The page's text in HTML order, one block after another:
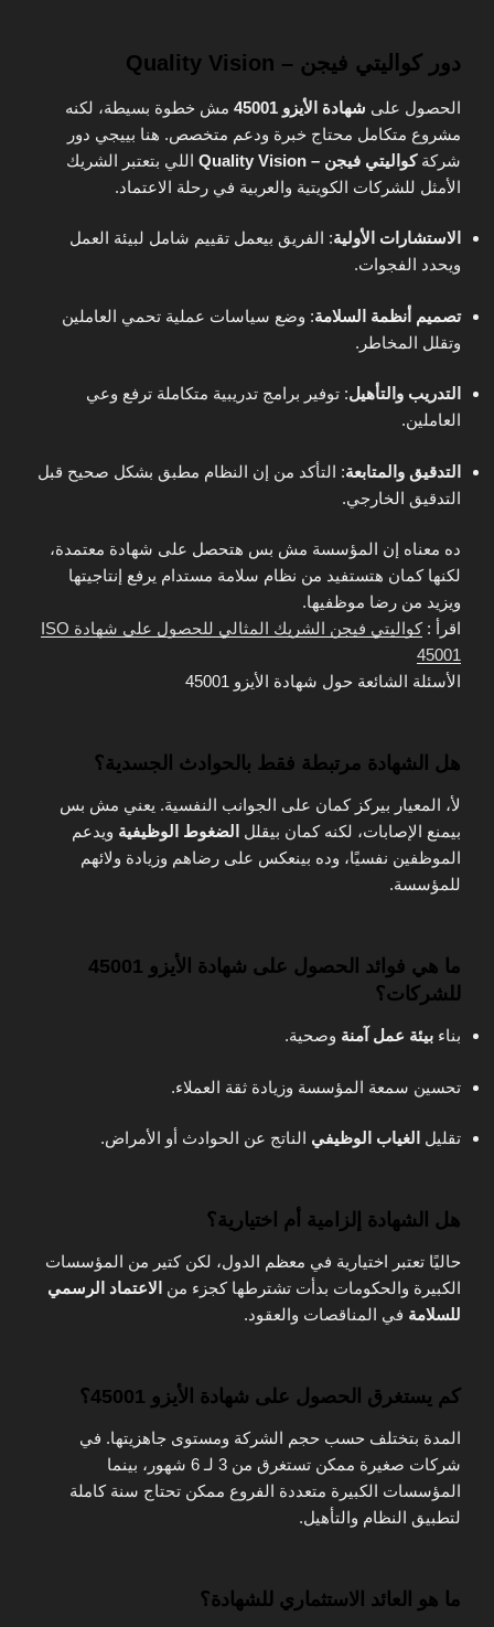
دور كواليتي فيجن – Quality Vision
الحصول على شهادة الأيزو 45001
مش خطوة بسيطة، لكنه
مشروع متكامل محتاج خبرة ودعم متخصص. هنا بييجي دور
شركةكواليتي فيجن – Quality Vision
اللي بتعتبر الشريك
الأمثل للشركات الكويتية والعربية في رحلة الاعتماد.
الاستشارات الأولية: الفريق بيعمل تقييم شامل لبيئة العمل
ويحدد الفجوات.
تصميم أنظمة السلامة: وضع سياسات عملية تحمي العاملين
وتقلل المخاطر.
التدريب والتأهيل: توفير برامج تدريبية متكاملة ترفع وعي
العاملين.
التدقيق والمتابعة: التأكد من إن النظام مطبق بشكل صحيح قبل
التدقيق الخارجي.
ده معناه إن المؤسسة مش بس هتحصل على شهادة معتمدة،
لكنها كمان هتستفيد من نظام سلامة مستدام يرفع إنتاجيتها
ويزيد من رضا موظفيها.
اقرأ :
كواليتي فيجن الشريك المثالي للحصول على شهادة ISO
45001
الأسئلة الشائعة حول شهادة الأيزو 45001
هل الشهادة مرتبطة فقط بالحوادث الجسدية؟
لأ، المعيار بيركز كمان على الجوانب النفسية. يعني مش بس
بيمنع الإصابات، لكنه كمان بيقلل الضغوط الوظيفية ويدعم
الموظفين نفسيًا، وده بينعكس على رضاهم وزيادة ولائهم
للمؤسسة.
ما هي فوائد الحصول على شهادة الأيزو 45001
للشركات؟
بناء بيئة عمل آمنة وصحية.
تحسين سمعة المؤسسة وزيادة ثقة العملاء.
تقليل الغياب الوظيفي الناتج عن الحوادث أو الأمراض.
هل الشهادة إلزامية أم اختيارية؟
حاليًا تعتبر اختيارية في معظم الدول، لكن كتير من المؤسسات
الكبيرة والحكومات بدأت تشترطها كجزء من الاعتماد الرسمي
للسلامة في المناقصات والعقود.
كم يستغرق الحصول على شهادة الأيزو 45001؟
المدة بتختلف حسب حجم الشركة ومستوى جاهزيتها. في
شركات صغيرة ممكن تستغرق من 3 لـ 6 شهور، بينما
المؤسسات الكبيرة متعددة الفروع ممكن تحتاج سنة كاملة
لتطبيق النظام والتأهيل.
ما هو العائد الاستثماري للشهادة؟